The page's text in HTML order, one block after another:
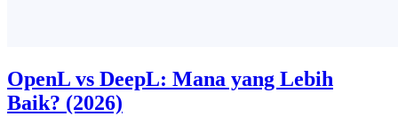
OpenL vs DeepL: Mana yang Lebih
Baik? (2026)